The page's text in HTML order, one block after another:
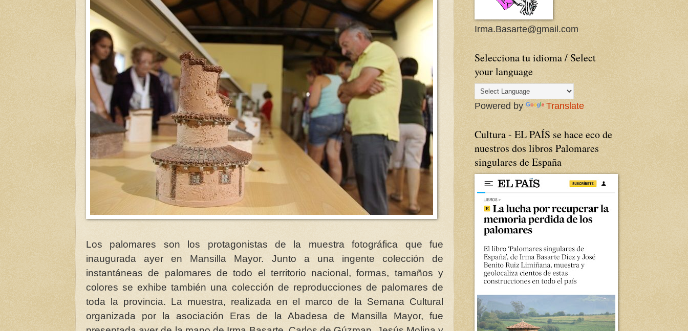
Los palomares son los protagonistas de la muestra fotográfica que fue
inaugurada ayer en Mansilla Mayor. Junto a una ingente colección de
instantáneas de palomares de todo el territorio nacional, formas, tamaños y
colores se exhibe también una colección de reproducciones de palomares de
toda la provincia. La muestra, realizada en el marco de la Semana Cultural
organizada por la asociación Eras de la Abadesa de Mansilla Mayor, fue
Irma.Basarte@gmail.com
Selecciona tu idioma / Select
your language
Powered by Translate
Cultura - EL PAÍS se hace eco de
nuestros dos libros Palomares
singulares de España